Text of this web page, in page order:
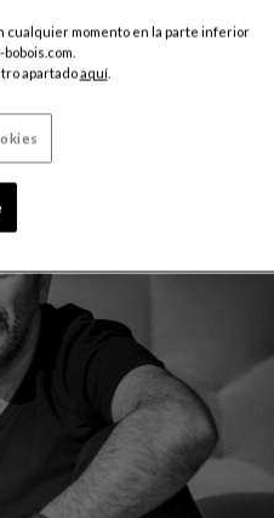
cualquier momento en la parte inferior
apartadoaquí.